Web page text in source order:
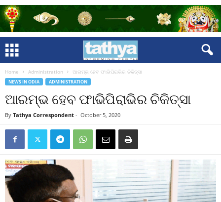
Home Administration ଆରମ୍ଭ ହେବ ଫାଭିପିରାଭିର ଚିକିତ୍ସା
NEWS IN ODIA ADMINISTRATION
ଆରମ୍ଭ ହେବ ଫାଭିପିରାଭିର ଚିକିତ୍ସା
By Tathya Correspondent - October 5, 2020